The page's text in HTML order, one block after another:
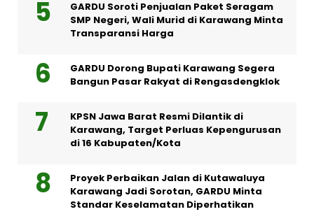
GARDU Soroti Penjualan Paket Seragam
SMP Negeri, Wali Murid di Karawang Minta
Transparansi Harga
GARDU Dorong Bupati Karawang Segera
Bangun Pasar Rakyat di Rengasdengklok
KPSN Jawa Barat Resmi Dilantik di
Karawang, Target Perluas Kepengurusan
di 16 Kabupaten/Kota
Proyek Perbaikan Jalan di Kutawaluya
Karawang Jadi Sorotan, GARDU Minta
Standar Keselamatan Diperhatikan